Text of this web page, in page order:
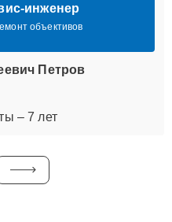
инженер
объективов
Петров
– 7 лет